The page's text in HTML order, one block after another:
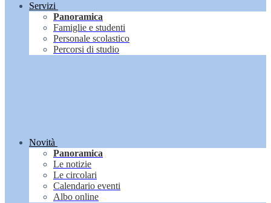
Servizi
Panoramica
Famiglie e studenti
Personale scolastico
Percorsi di studio
Novità
Panoramica
Le notizie
Le circolari
Calendario eventi
Albo online